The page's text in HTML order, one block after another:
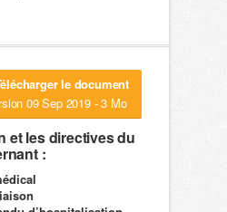
le document
09 Sep 2019 - 3 Mo
et les directives du
: